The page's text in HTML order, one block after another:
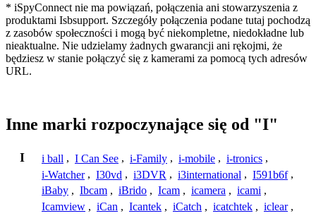
* iSpyConnect nie ma powiązań, połączenia ani stowarzyszenia z
produktami Isbsupport. Szczegóły połączenia podane tutaj pochodzą
z zasobów społeczności i mogą być niekompletne, niedokładne lub
nieaktualne. Nie udzielamy żadnych gwarancji ani rękojmi, że
będziesz w stanie połączyć się z kamerami za pomocą tych adresów
URL.
Inne marki rozpoczynające się od "I"
I i ball , I Can See , i-Family , i-mobile , i-tronics ,
i-Watcher , I30vd , i3DVR , i3international , I591b6f ,
iBaby , Ibcam , iBrido , Icam , icamera , icami ,
Icamview , iCan , Icantek , iCatch , icatchtek , iclear ,